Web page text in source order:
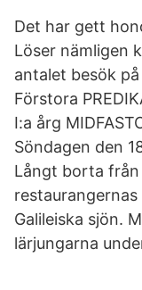
Det har gett
Löser nämligen
antalet besök
Förstora
I:a årg
Söndagen den
Långt borta
Galileiska sjön.
lärjungarna